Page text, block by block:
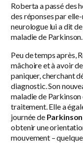
Roberta a passé des
des réponses par
neurologue lui a dit de
maladie de Parkinson.
Peu de temps après,
mâchoire et à avoir
paniquer, cherchant
diagnostic. Son
maladie de Parkinson
traitement. Elle a
journée de
obtenir une
mouvement –